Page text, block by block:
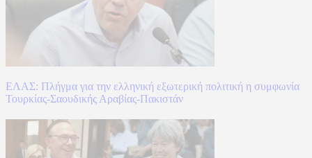
ΕΛΑΣ: Πλήγμα για την ελληνική εξωτερική πολιτική η συμφωνία
Τουρκίας-Σαουδικής Αραβίας-Πακιστάν